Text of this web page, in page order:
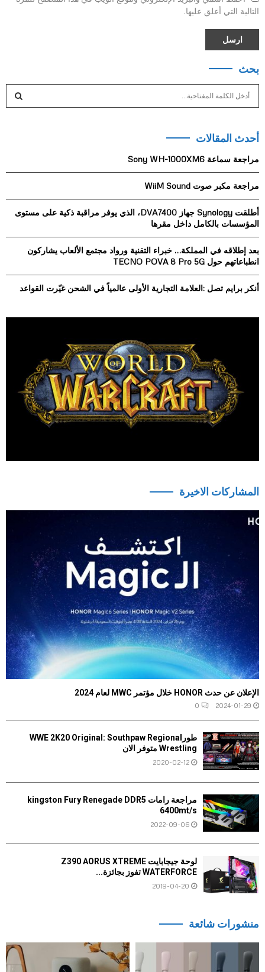
التالية التي أعلق عليها.
بحث
c
f
r
:
C
H
أحدث المقالات
مراجعة سماعة Sony WH-1000XM6
مراجعة مكبر صوت WiiM Sound
أطلقت Synology جهاز DVA7400، الذي يوفر مراقبة ذكية على مستوى
المؤسسات بالكامل داخل مقرها
بعد إطلاقه في المملكة… خبراء التقنية ورواد مجتمع الألعاب يشاركون
انطباعاتهم حول TECNO POVA 8 Pro 5G
أنكر برايم تصل :العلامة التجارية الأولى عالمياً في الشحن غيّرت القواعد
المشاركات الاخيرة
الإعلان عن حدث HONOR خلال مؤتمر MWC لعام 2024
2024-01-29
0
طورWWE 2K20 Original: Southpaw Regional
Wrestling متوفر الان
2020-02-12
مراجعة رامات kingston Fury Renegade DDR5
6400mt/s
2022-09-06
لوحة جيجابايت Z390 AORUS XTREME
WATERFORCE تفوز بجائزة...
2019-04-20
منشورات شائعة